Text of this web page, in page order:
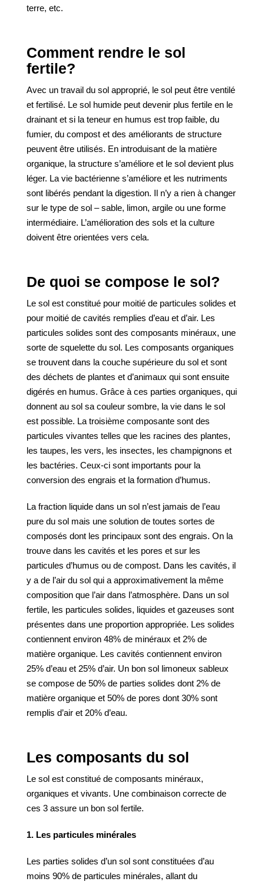
terre, etc.
Comment rendre le sol
fertile?
Avec un travail du sol approprié, le sol peut être ventilé
et fertilisé. Le sol humide peut devenir plus fertile en le
drainant et si la teneur en humus est trop faible, du
fumier, du compost et des améliorants de structure
peuvent être utilisés. En introduisant de la matière
organique, la structure s’améliore et le sol devient plus
léger. La vie bactérienne s’améliore et les nutriments
sont libérés pendant la digestion. Il n’y a rien à changer
sur le type de sol – sable, limon, argile ou une forme
intermédiaire. L’amélioration des sols et la culture
doivent être orientées vers cela.
De quoi se compose le sol?
Le sol est constitué pour moitié de particules solides et
pour moitié de cavités remplies d’eau et d’air. Les
particules solides sont des composants minéraux, une
sorte de squelette du sol. Les composants organiques
se trouvent dans la couche supérieure du sol et sont
des déchets de plantes et d’animaux qui sont ensuite
digérés en humus. Grâce à ces parties organiques, qui
donnent au sol sa couleur sombre, la vie dans le sol
est possible. La troisième composante sont des
particules vivantes telles que les racines des plantes,
les taupes, les vers, les insectes, les champignons et
les bactéries. Ceux-ci sont importants pour la
conversion des engrais et la formation d’humus.
La fraction liquide dans un sol n’est jamais de l’eau
pure du sol mais une solution de toutes sortes de
composés dont les principaux sont des engrais. On la
trouve dans les cavités et les pores et sur les
particules d’humus ou de compost. Dans les cavités, il
y a de l’air du sol qui a approximativement la même
composition que l’air dans l’atmosphère. Dans un sol
fertile, les particules solides, liquides et gazeuses sont
présentes dans une proportion appropriée. Les solides
contiennent environ 48% de minéraux et 2% de
matière organique. Les cavités contiennent environ
25% d’eau et 25% d’air. Un bon sol limoneux sableux
se compose de 50% de parties solides dont 2% de
matière organique et 50% de pores dont 30% sont
remplis d’air et 20% d’eau.
Les composants du sol
Le sol est constitué de composants minéraux,
organiques et vivants. Une combinaison correcte de
ces 3 assure un bon sol fertile.
1. Les particules minérales
Les parties solides d’un sol sont constituées d’au
moins 90% de particules minérales, allant du